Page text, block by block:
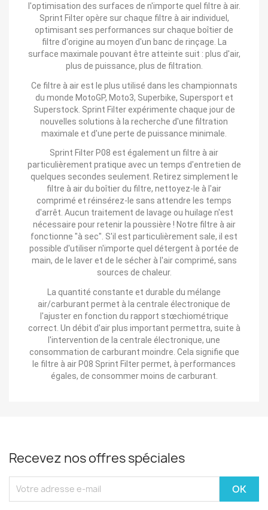
l'optimisation des surfaces de n'importe quel filtre à air.
Sprint Filter opère sur chaque filtre à air individuel,
optimisant ses performances sur chaque boîtier de
filtre d'origine au moyen d'un banc de rinçage. La
surface maximale pouvant être atteinte suit : plus d'air,
plus de puissance, plus de filtration.
Ce filtre à air est le plus utilisé dans les championnats
du monde MotoGP, Moto3, Superbike, Supersport et
Superstock. Sprint Filter expérimente chaque jour de
nouvelles solutions à la recherche d'une filtration
maximale et d'une perte de puissance minimale.
Sprint Filter P08 est également un filtre à air
particulièrement pratique avec un temps d'entretien de
quelques secondes seulement. Retirez simplement le
filtre à air du boîtier du filtre, nettoyez-le à l'air
comprimé et réinsérez-le sans attendre les temps
d'arrêt. Aucun traitement de lavage ou huilage n'est
nécessaire pour retenir la poussière ! Notre filtre à air
fonctionne "à sec". S'il est particulièrement sale, il est
possible d'utiliser n'importe quel détergent à portée de
main, de le laver et de le sécher à l'air comprimé, sans
sources de chaleur.
La quantité constante et durable du mélange
air/carburant permet à la centrale électronique de
l'ajuster en fonction du rapport stœchiométrique
correct. Un débit d'air plus important permettra, suite à
l'intervention de la centrale électronique, une
consommation de carburant moindre. Cela signifie que
le filtre à air P08 Sprint Filter permet, à performances
égales, de consommer moins de carburant.
Recevez nos offres spéciales